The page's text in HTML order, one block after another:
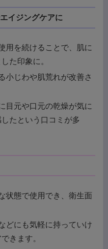
イジングケアに
用を続けることで、肌に
た印象に。
小じわや肌荒れが改善さ
目元や口元の乾燥が気に
たという口コミが多
状態で使用でき、衛生面
どにも気軽に持っていけ
きます。